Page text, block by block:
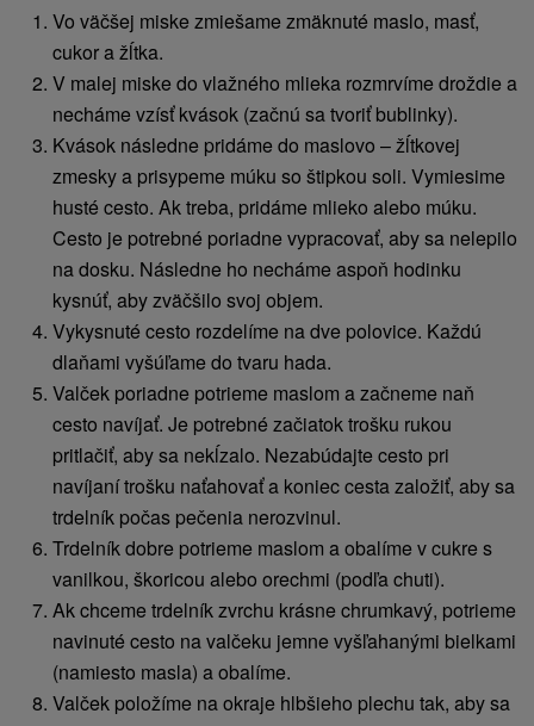
Vo väčšej miske zmiešame zmäknuté maslo, masť,
cukor a žĺtka.
V malej miske do vlažného mlieka rozmrvíme droždie a
necháme vzísť kvások (začnú sa tvoriť bublinky).
Kvások následne pridáme do maslovo – žĺtkovej
zmesky a prisypeme múku so štipkou soli. Vymiesime
husté cesto. Ak treba, pridáme mlieko alebo múku.
Cesto je potrebné poriadne vypracovať, aby sa nelepilo
na dosku. Následne ho necháme aspoň hodinku
kysnúť, aby zväčšilo svoj objem.
Vykysnuté cesto rozdelíme na dve polovice. Každú
dlaňami vyšúľame do tvaru hada.
Valček poriadne potrieme maslom a začneme naň
cesto navíjať. Je potrebné začiatok trošku rukou
pritlačiť, aby sa nekĺzalo. Nezabúdajte cesto pri
navíjaní trošku naťahovať a koniec cesta založiť, aby sa
trdelník počas pečenia nerozvinul.
Trdelník dobre potrieme maslom a obalíme v cukre s
vanilkou, škoricou alebo orechmi (podľa chuti).
Ak chceme trdelník zvrchu krásne chrumkavý, potrieme
navinuté cesto na valčeku jemne vyšľahanými bielkami
(namiesto masla) a obalíme.
Valček položíme na okraje hlbšieho plechu tak, aby sa